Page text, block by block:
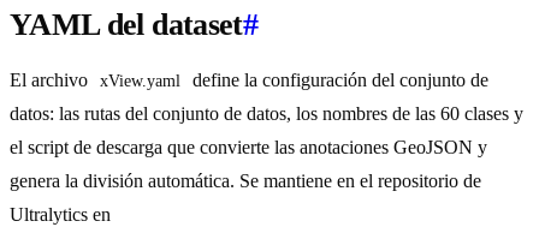
YAML del dataset#
El archivo xView.yaml
define la configuración del conjunto de
datos: las rutas del conjunto de datos, los nombres de las 60 clases y
el script de descarga que convierte las anotaciones GeoJSON y
genera la división automática. Se mantiene en el repositorio de
Ultralytics en